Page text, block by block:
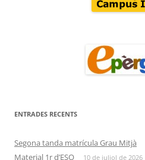
ENTRADES RECENTS
Segona tanda matrícula Grau Mitjà
Material 1r d’ESO 10 de juliol de 2026